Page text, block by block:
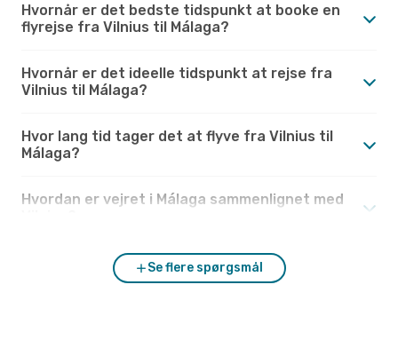
Hvornår er det bedste tidspunkt at booke en
flyrejse fra Vilnius til Málaga?
Hvornår er det ideelle tidspunkt at rejse fra
Vilnius til Málaga?
Hvor lang tid tager det at flyve fra Vilnius til
Málaga?
Hvordan er vejret i Málaga sammenlignet med
Se flere spørgsmål